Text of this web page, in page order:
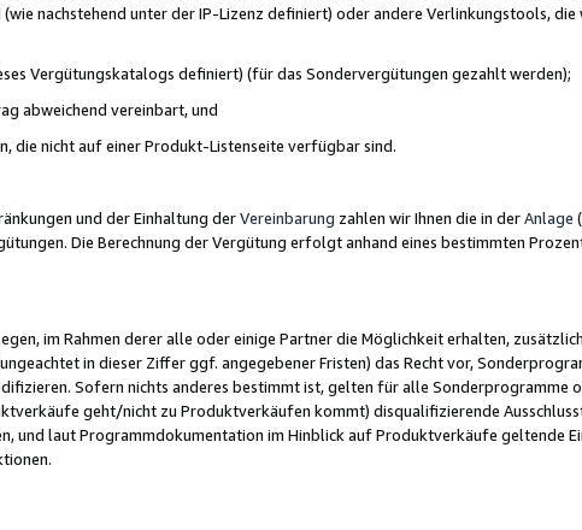
nachstehend unter der IP-Lizenz definiert) oder andere Verlinkungstools,
Vergütungskatalogs definiert) (für das Sondervergütungen gezahlt werden);
abweichend vereinbart, und
die nicht auf einer Produkt-Listenseite verfügbar sind.
und der Einhaltung derVereinbarung zahlen wir Ihnen die in derAnlage („
Die Berechnung der Vergütung erfolgt anhand eines bestimmten
im Rahmen derer alle oder einige Partner die Möglichkeit erhalten,
in dieser Ziffer ggf. angegebener Fristen) das Recht vor,
Sofern nichts anderes bestimmt ist, gelten für alle Sonderprogramme
geht/nicht zu Produktverkäufen kommt) disqualifizierende
und laut Programmdokumentation im Hinblick auf Produktverkäufe geltende